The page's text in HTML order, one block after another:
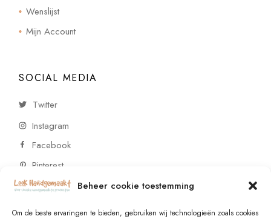
Beheer cookie toestemming
Om de beste ervaringen te bieden, gebruiken wij technologieën zoals cookies
Wenslijst
Mijn Account
SOCIAL MEDIA
Twitter
Instagram
Facebook
Pinterest
CONTACT